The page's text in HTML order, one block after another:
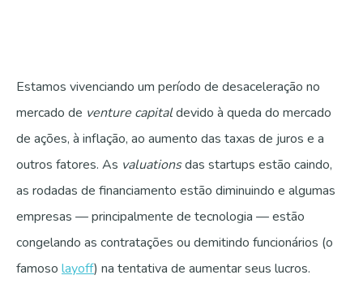
Estamos vivenciando um período de desaceleração no
mercado de venture capitaldevido à queda do mercado
de ações, à inflação, ao aumento das taxas de juros e a
outros fatores. As valuationsdas startups estão caindo,
as rodadas de financiamento estão diminuindo e algumas
empresas — principalmente de tecnologia — estão
congelando as contratações ou demitindo funcionários (o
famoso layoff) na tentativa de aumentar seus lucros.